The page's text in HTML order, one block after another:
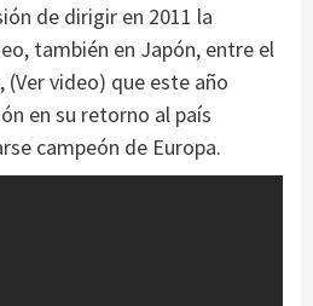
de dirigir en 2011 la
también en Japón, entre el
(Ver video) que este año
en su retorno al país
campeón de Europa.